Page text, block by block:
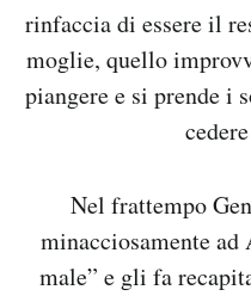
rinfaccia di essere il
moglie, quello
piangere e si prende i
Nel frattempo
minacciosamente ad
male” e gli fa